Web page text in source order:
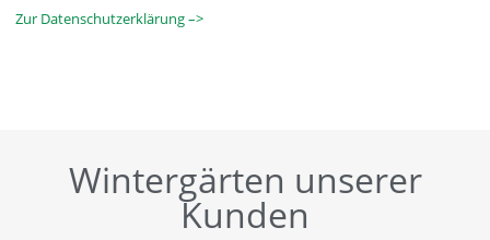
Zur Datenschutzerklärung –>
Wintergärten unserer
Kunden